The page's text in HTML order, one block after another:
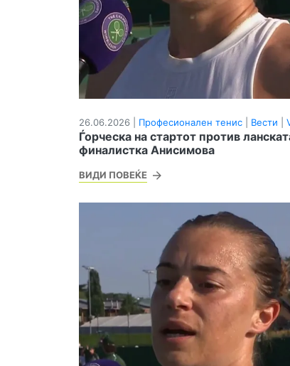
26.06.2026 | Професионален тенис Вести
Ѓорческа на стартот против
финалистка Анисимова
ВИДИ ПОВЕЌЕ